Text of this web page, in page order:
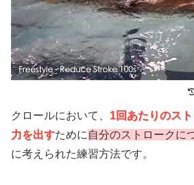
クロールにおいて、 1回あたりのス
力を出すために 自分のストロークに
に考えられた練習方法です。